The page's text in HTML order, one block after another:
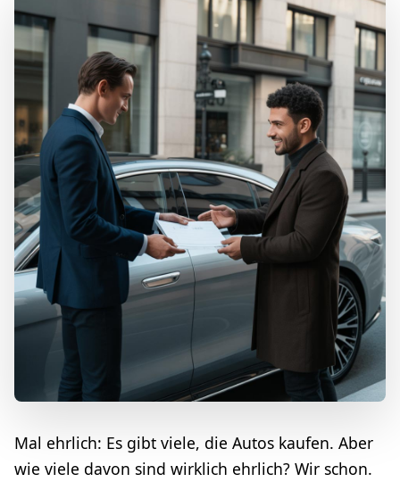
Mal ehrlich: Es gibt viele, die Autos kaufen. Aber
wie viele davon sind wirklich ehrlich? Wir schon.